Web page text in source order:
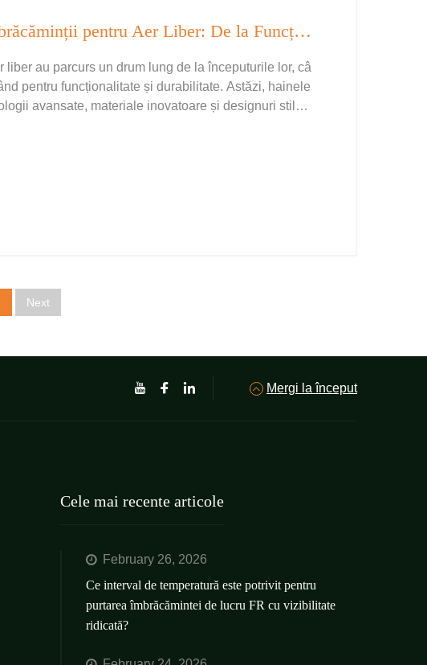
Evoluția și Inovația Îmbrăcăminții pentru Aer Liber: De la Funcționalitate la Stil
liber au parcurs un drum lung de la începuturile lor, câ
pentru funcționalitate și durabilitate. Astăzi, hainele
avansate, materiale inovatoare și designuri stilate
Next
Mergi la început
Cele mai recente articole
February 26, 2026
Ce interval de temperatură este potrivit pentru
purtarea îmbrăcămintei de lucru FR cu vizibilitate
ridicată?